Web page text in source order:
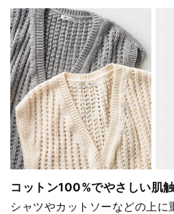
コットン100%でやさしい肌
シャツやカットソーなどの上に